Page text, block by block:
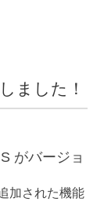
ました！
がバージョ
加された機能